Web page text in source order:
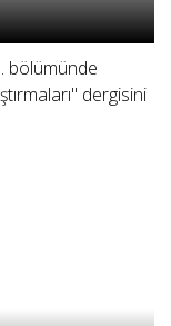
bölümünde
dergisini